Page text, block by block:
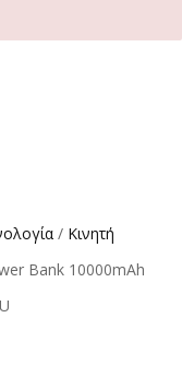
/ Κινητή
Bank 10000mAh